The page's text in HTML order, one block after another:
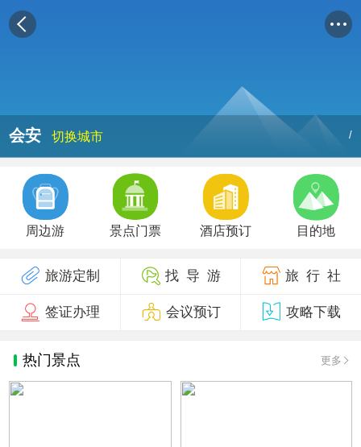
会安 切换城市 /
周边游 景点门票 酒店预订 目的地
旅游定制 找 导 游 旅 行 社
签证办理 会议预订 攻略下载
热门景点 更多